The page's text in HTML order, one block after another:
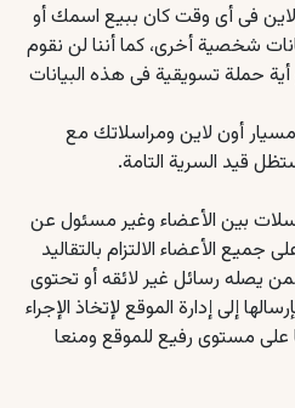
فى أى وقت كان ببيع اسمك أو
شخصية أخرى، كما أننا لن نقوم
حملة تسويقية فى هذه البيانات
أون لاين ومراسلاتك مع
قيد السرية التامة.
بين الأعضاء وغير مسئول عن
الأعضاء الالتزام بالتقاليد
يصله رسائل غير لائقه أو تحتوى
إلى إدارة الموقع لإتخاذ الإجراء
مستوى رفيع للموقع ومنعا